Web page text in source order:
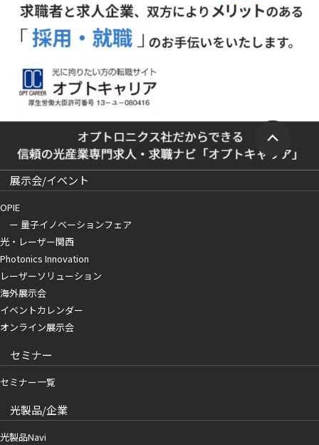
展示会/イベント
OPIE
ー 量子イノベーションフェア
光・レーザー関西
Photonics Innovation
レーザーソリューション
海外展示会
イベントカレンダー
オンライン展示会
セミナー
セミナー一覧
光製品/企業
光製品Navi